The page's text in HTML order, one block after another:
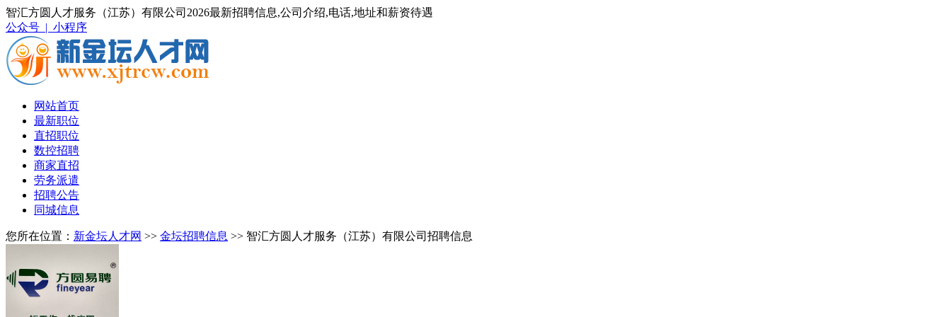
智汇方圆人才服务（江苏）有限公司2026最新招聘信息,公司介绍,电话,地址和薪资待遇
公众号 | 小程序
网站首页
最新职位
直招职位
数控招聘
商家直招
劳务派遣
招聘公告
同城信息
您所在位置： 新金坛人才网 >> 金坛招聘信息 >> 智汇方圆人才服务（江苏）有限公司招聘信息